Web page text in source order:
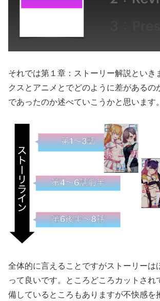
それでは第１章：ストーリー解説といき
クスとアニメとでどのように差があるの
であったのか述べていこうかと思います。
全体的に言えることですがストーリーは
って良いです。ところどころカットされ
備しているところもありますが不快感を